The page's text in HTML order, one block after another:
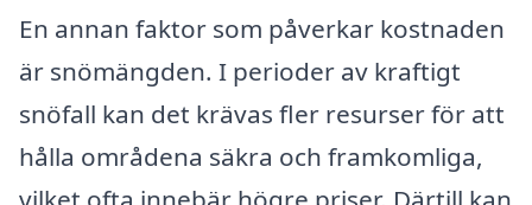
En annan faktor som påverkar kostnaden
är snömängden. I perioder av kraftigt
snöfall kan det krävas fler resurser för att
hålla områdena säkra och framkomliga,